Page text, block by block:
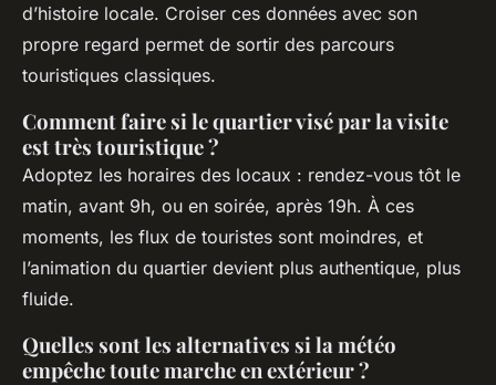
d’histoire locale. Croiser ces données avec son
propre regard permet de sortir des parcours
touristiques classiques.
Comment faire si le quartier visé par la visite
est très touristique ?
Adoptez les horaires des locaux : rendez-vous tôt le
matin, avant 9h, ou en soirée, après 19h. À ces
moments, les flux de touristes sont moindres, et
l’animation du quartier devient plus authentique, plus
fluide.
Quelles sont les alternatives si la météo
empêche toute marche en extérieur ?